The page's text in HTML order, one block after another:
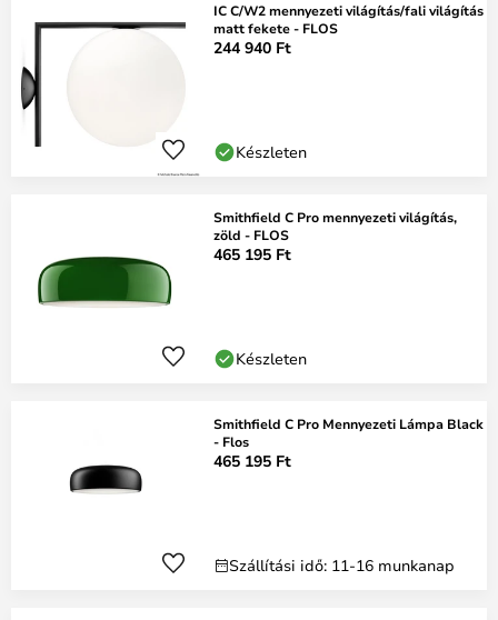
IC C/W2 mennyezeti világítás/fali világítás
matt fekete - FLOS
244 940 Ft
Készleten
Smithfield C Pro mennyezeti világítás,
zöld - FLOS
465 195 Ft
Készleten
Smithfield C Pro Mennyezeti Lámpa Black
- Flos
465 195 Ft
Szállítási idő: 11-16 munkanap